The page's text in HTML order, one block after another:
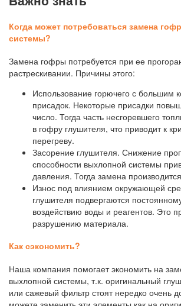
Когда может потребоваться замена
системы?
Замена гофры потребуется при ее
растрескивании. Причины этого:
Использование горючего с большим
присадок. Некоторые присадки
число. Тогда часть несгоревшего
в гофру глушителя, что приводит к
перегреву.
Засорение глушителя. Снижение
способности выхлопной системы
давления. Тогда замена
Износ под влиянием окружающей
глушителя подвергаются
воздействию воды и реагентов. Это
разрушению материала.
Как сэкономить?
Наша компания помогает экономить на
выхлопной системы, т.к. оригинальный
или сажевый фильтр стоят нередко очень